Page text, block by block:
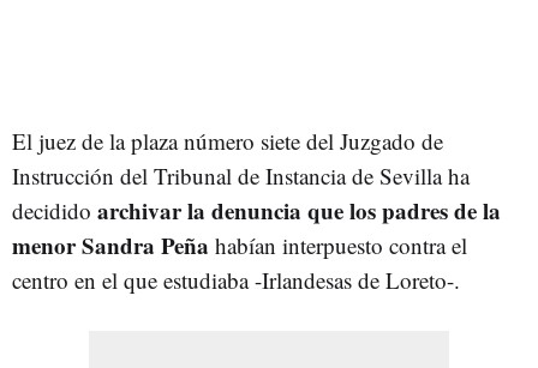
El juez de la plaza número siete del Juzgado de
Instrucción del Tribunal de Instancia de Sevilla ha
decidido archivar la denuncia que los padres de la
menor Sandra Peña habían interpuesto contra el
centro en el que estudiaba -Irlandesas de Loreto-.